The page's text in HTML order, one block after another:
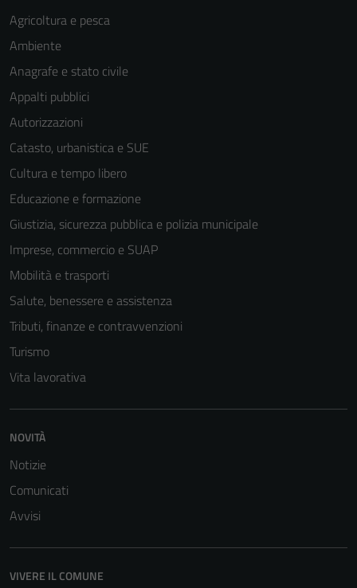
Agricoltura e pesca
Ambiente
Anagrafe e stato civile
Appalti pubblici
Autorizzazioni
Catasto, urbanistica e SUE
Cultura e tempo libero
Educazione e formazione
Giustizia, sicurezza pubblica e polizia municipale
Imprese, commercio e SUAP
Mobilità e trasporti
Salute, benessere e assistenza
Tributi, finanze e contravvenzioni
Turismo
Vita lavorativa
NOVITÀ
Notizie
Comunicati
Avvisi
VIVERE IL COMUNE
del sito e non